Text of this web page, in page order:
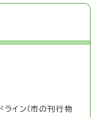
イン（市の刊行物